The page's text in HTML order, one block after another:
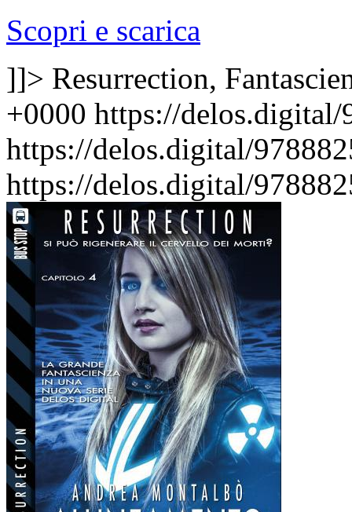
Scopri e scarica
]]> Resurrection,
+0000 https://
https://delos.digital/
https://delos.digital/